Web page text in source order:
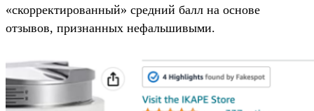
«скорректированный» средний балл на основе
отзывов, признанных нефальшивыми.